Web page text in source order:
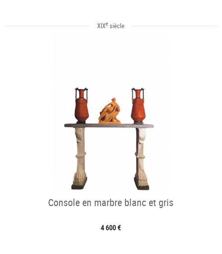
XIXe siècle
Console en marbre blanc et gris
4 600 €